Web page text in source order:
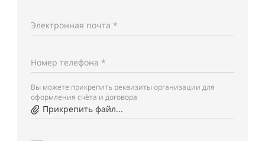
Электронная почта *
Номер телефона *
Вы можете прикрепить реквизиты организации для
оформления счёта и договора
Прикрепить файл...